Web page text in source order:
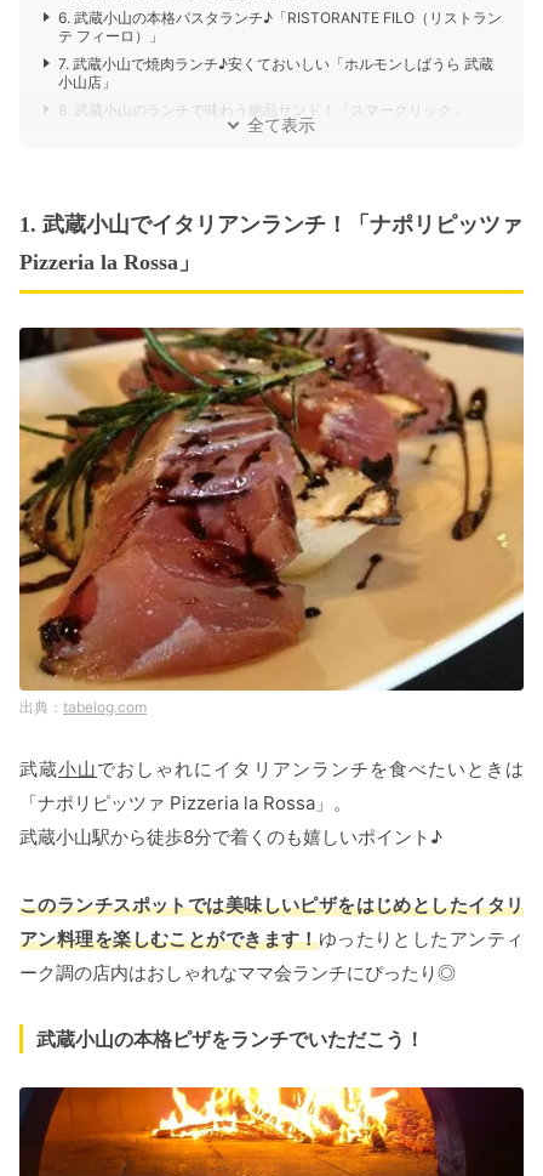
6. 武蔵小山の本格パスタランチ♪「RISTORANTE FILO（リストラン
テ フィーロ）」
7. 武蔵小山で焼肉ランチ♪安くておいしい「ホルモンしばうら 武蔵
小山店」
8. 武蔵小山のランチで味わう絶品サンド！「スマークリック」
全て表示
1. 武蔵小山でイタリアンランチ！「ナポリピッツァ
Pizzeria la Rossa」
tabelog.com
武蔵小山でおしゃれにイタリアンランチを食べたいときは
「ナポリピッツァ Pizzeria la Rossa」。
武蔵小山駅から徒歩8分で着くのも嬉しいポイント♪
このランチスポットでは美味しいピザをはじめとしたイタリ
アン料理を楽しむことができます！ゆったりとしたアンティ
ーク調の店内はおしゃれなママ会ランチにぴったり◎
武蔵小山の本格ピザをランチでいただこう！